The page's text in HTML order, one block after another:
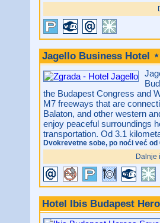
Jagello Business Hotel
the Budapest Congress and
M7 freeways that are
Balaton, and other western
enjoy peaceful surroundings
transportation. Od 3.1
Dvokrevetne sobe, po noći već od
Dalnje
Hotel Ibis Budapest